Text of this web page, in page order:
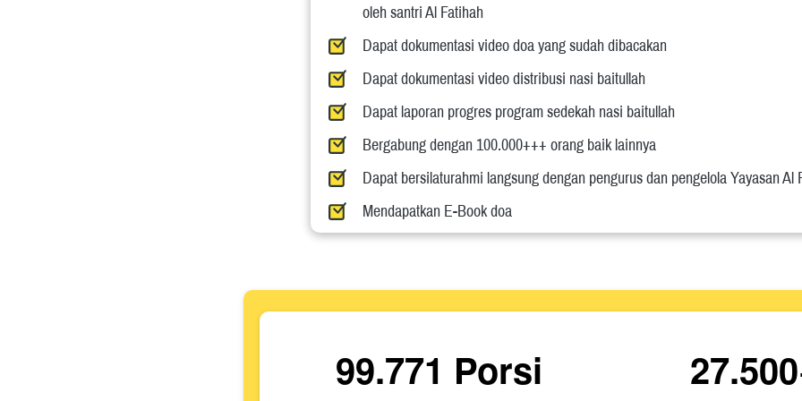
oleh santri Al Fatihah
Dapat dokumentasi video doa yang sudah dibacakan
Dapat dokumentasi video distribusi nasi baitullah
Dapat laporan progres program sedekah nasi baitullah
Bergabung dengan 100.000+++ orang baik lainnya
Dapat bersilaturahmi langsung dengan pengurus dan pengelola Yayasan Al
Mendapatkan E-Book doa
99.771 Porsi 27.500